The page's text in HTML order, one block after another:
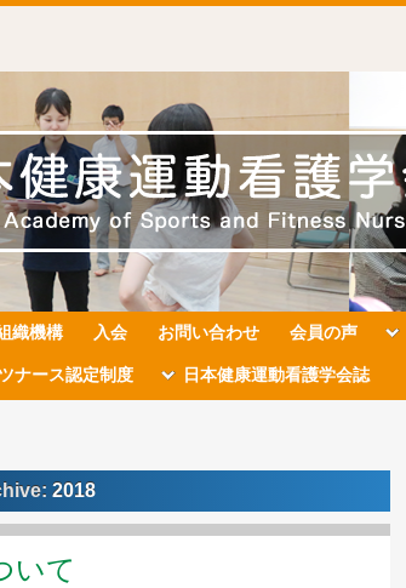
織機構 入会 お問い合わせ 会員の声
ナース認定制度 日本健康運動看護学会誌
2018
いて